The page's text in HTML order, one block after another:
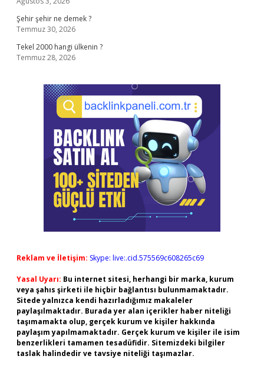
Şehir şehir ne demek ?
Temmuz 30, 2026
Tekel 2000 hangi ülkenin ?
Temmuz 28, 2026
Reklam ve İletişim: Skype: live:.cid.575569c608265c69
Yasal Uyarı: Bu internet sitesi, herhangi bir marka, kurum
veya şahıs şirketi ile hiçbir bağlantısı bulunmamaktadır.
Sitede yalnızca kendi hazırladığımız makaleler
paylaşılmaktadır. Burada yer alan içerikler haber niteliği
taşımamakta olup, gerçek kurum ve kişiler hakkında
paylaşım yapılmamaktadır. Gerçek kurum ve kişiler ile isim
benzerlikleri tamamen tesadüfidir. Sitemizdeki bilgiler
taslak halindedir ve tavsiye niteliği taşımazlar.